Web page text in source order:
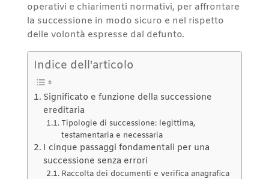
operativi e chiarimenti normativi, per affrontare
la successione in modo sicuro e nel rispetto
delle volontà espresse dal defunto.
Indice dell'articolo
Significato e funzione della successione
ereditaria
Tipologie di successione: legittima,
testamentaria e necessaria
I cinque passaggi fondamentali per una
successione senza errori
Raccolta dei documenti e verifica anagrafica